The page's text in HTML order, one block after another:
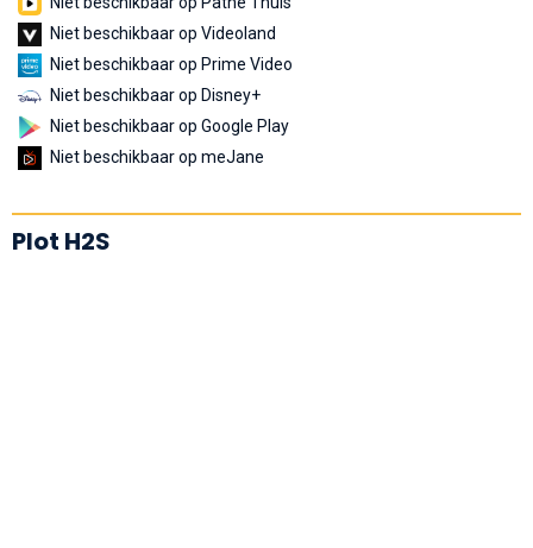
Niet beschikbaar op Videoland
Niet beschikbaar op Prime Video
Niet beschikbaar op Disney+
Niet beschikbaar op Google Play
Niet beschikbaar op meJane
Plot H2S